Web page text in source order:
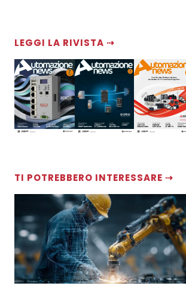
LEGGI LA RIVISTA ⇢
TI POTREBBERO INTERESSARE ⇢